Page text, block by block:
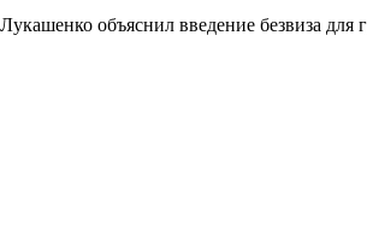
Лукашенко объяснил введение безвиза для